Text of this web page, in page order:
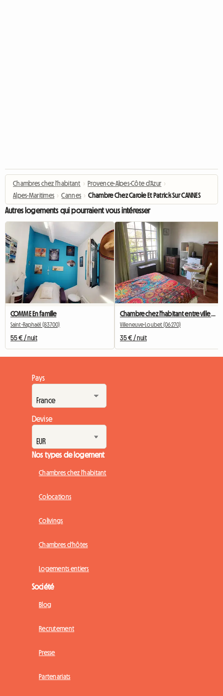
Chambres chez l'habitant › Provence-Alpes-Côte d'Azur ›
Alpes-Maritimes › Cannes › Chambre Chez Carole Et Patrick Sur CANNES
Autres logements qui pourraient vous intéresser
COMME En famille
Saint-Raphaël (83700)
55 € / nuit
Chambre chez l'habitant entre ville et campagne
Villeneuve-Loubet (06270)
35 € / nuit
Pays
Devise
Nos types de logement
Chambres chez l'habitant
Colocations
Colivings
Chambres d'hôtes
Logements entiers
Société
Blog
Recrutement
Presse
Partenariats